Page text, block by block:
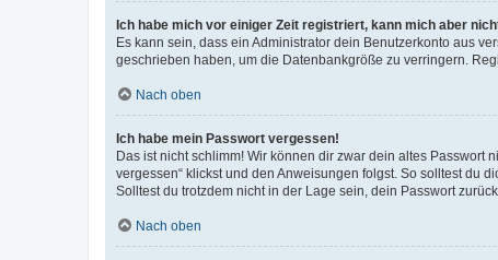
Ich habe mich vor einiger Zeit registriert, kann mich aber
Es kann sein, dass ein Administrator dein Benutzerkonto aus
geschrieben haben, um die Datenbankgröße zu verringern.
Nach oben
Ich habe mein Passwort vergessen!
Das ist nicht schlimm! Wir können dir zwar dein altes Passwort
vergessen“ klickst und den Anweisungen folgst. So solltest du
Solltest du trotzdem nicht in der Lage sein, dein Passwort
Nach oben